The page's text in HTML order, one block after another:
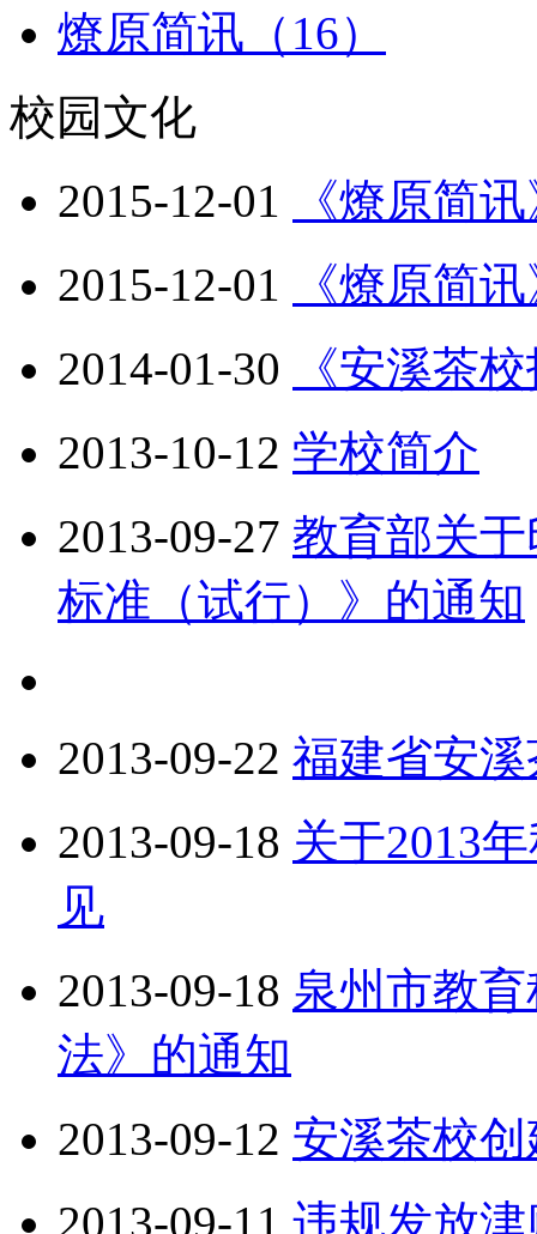
燎原简讯（16）
校园文化
2015-12-01
《燎原简
2015-12-01
《燎原简
2014-01-30
《安溪茶
2013-10-12 学校简介
2013-09-27 教育部关
标准（试行）》的通知
2013-09-22 福建省安
2013-09-18 关于2013
见
2013-09-18 泉州市教
法》的通知
2013-09-12 安溪茶校
2013-09-11 违规发放